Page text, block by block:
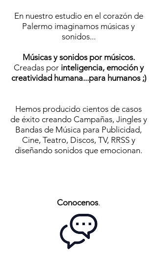
​En nuestro estudio en el corazón de
Palermo imaginamos músicas y
sonidos...
Músicas y sonidos por músicos.
Creadas por inteligencia, emoción y
creatividad humana...para humanos ;)
Hemos producido cientos de casos
de éxito creando Campañas, Jingles y
Bandas de Música para Publicidad,
Cine, Teatro, Discos, TV, RRSS y
diseñando sonidos que emocionan.
Conocenos.